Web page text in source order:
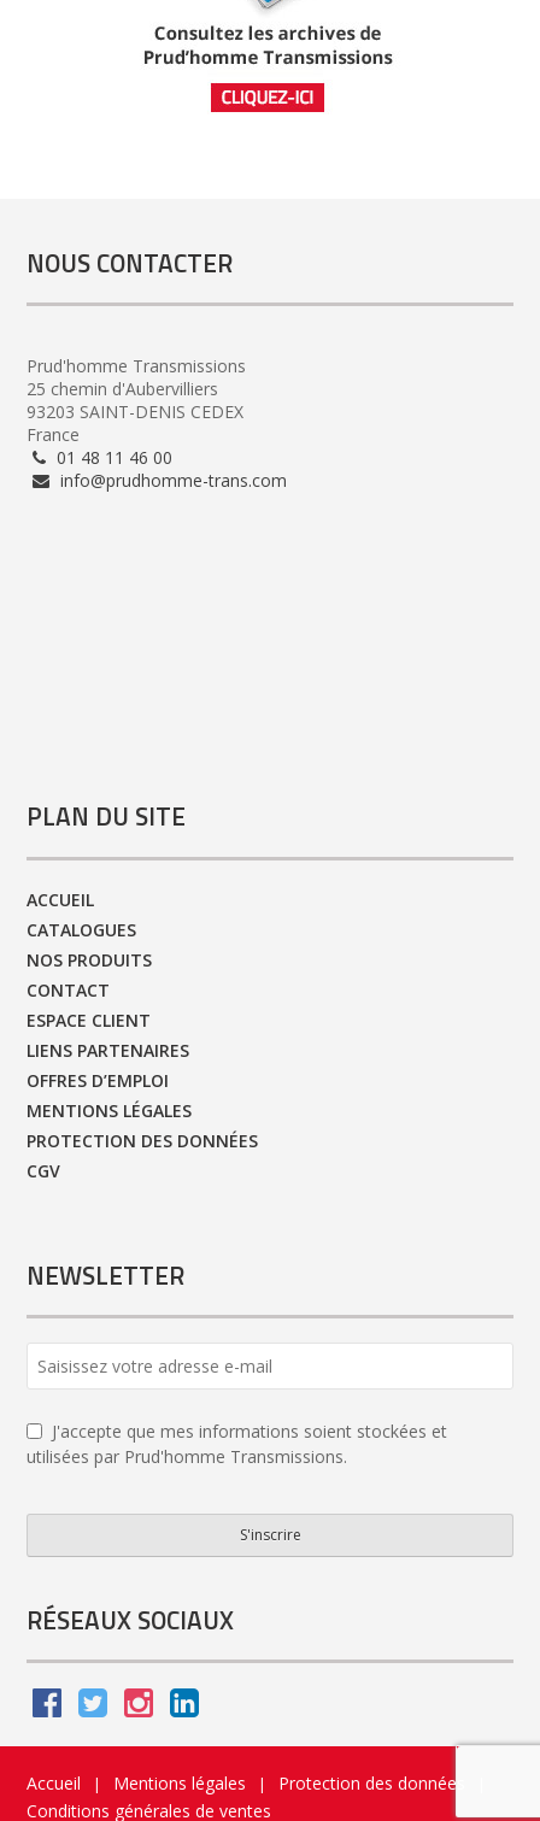
NOUS CONTACTER
Prud'homme Transmissions
25 chemin d'Aubervilliers
93203 SAINT-DENIS CEDEX
France
01 48 11 46 00
info@prudhomme-trans.com
PLAN DU SITE
ACCUEIL
CATALOGUES
NOS PRODUITS
CONTACT
ESPACE CLIENT
LIENS PARTENAIRES
OFFRES D’EMPLOI
MENTIONS LÉGALES
PROTECTION DES DONNÉES
CGV
NEWSLETTER
J'accepte que mes informations soient stockées et
utilisées par Prud'homme Transmissions.
S'inscrire
RÉSEAUX SOCIAUX
Accueil | Mentions légales | Protection des données
Conditions générales de ventes